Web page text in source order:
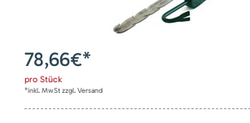
78,66€*
pro Stück
*inkl. MwSt zzgl. Versand